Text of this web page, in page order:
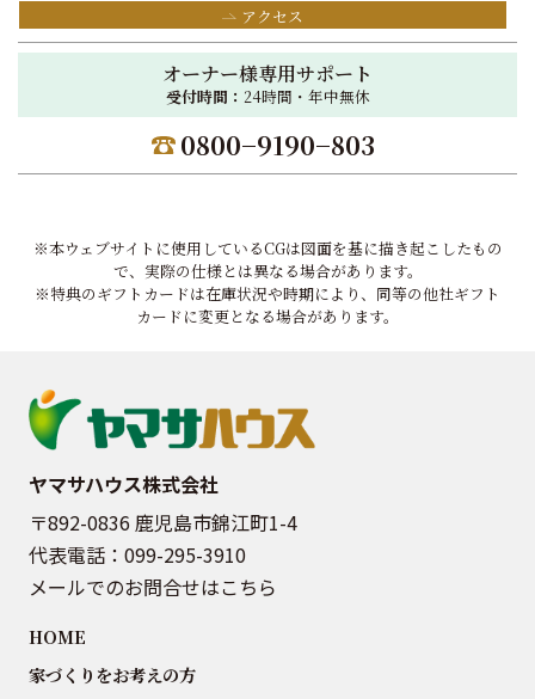
アクセス
オーナー様専用サポート
受付時間： 24時間・年中無休
0800−9190−803
※本ウェブサイトに使用しているCGは図面を基に描き起こしたもの
で、実際の仕様とは異なる場合があります。
※特典のギフトカードは在庫状況や時期により、同等の他社ギフト
カードに変更となる場合があります。
ヤマサハウス株式会社
〒892-0836 鹿児島市錦江町1-4
代表電話： 099-295-3910
メールでのお問合せはこちら
HOME
家づくりをお考えの方